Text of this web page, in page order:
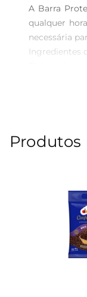
A Barra
qualquer
necessária
Ingredientes
crocante e
aperta e não
sempre à
A Barra
durante todo
Produtos